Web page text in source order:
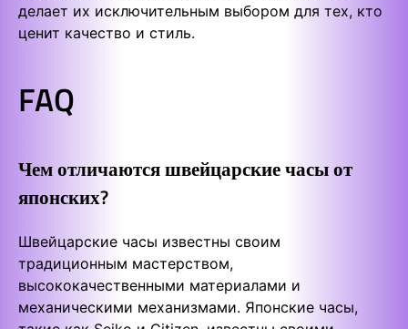
делает их исключительным выбором для тех, кто
ценит качество и стиль.
FAQ
Чем отличаются швейцарские часы от
японских?
Швейцарские часы известны своим
традиционным мастерством,
высококачественными материалами и
механическими механизмами. Японские часы,